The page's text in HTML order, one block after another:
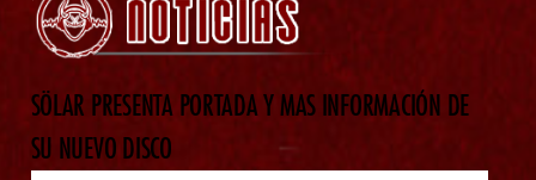
SÖLAR PRESENTA PORTADA Y MAS INFORMACIÓN DE
SU NUEVO DISCO